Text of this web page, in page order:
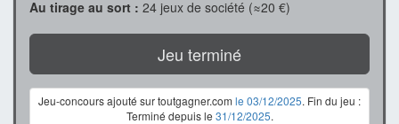
Au tirage au sort : 24 jeux de société (≈20 €)
Jeu terminé
Jeu-concours ajouté sur toutgagner.com le 03/12/2025. Fin du jeu :
Terminé depuis le 31/12/2025.